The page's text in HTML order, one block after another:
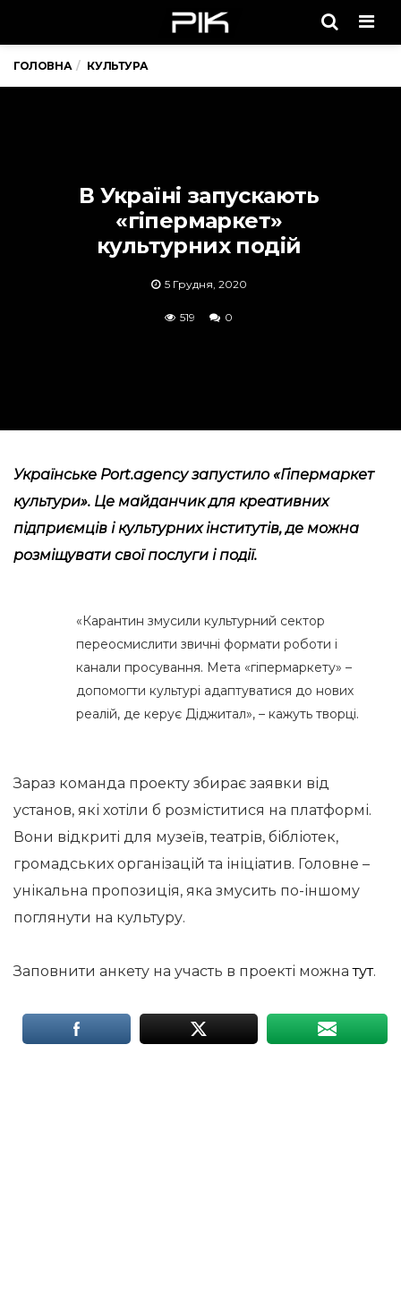
ГОЛОВНА КУЛЬТУРА
В Україні запускають
«гіпермаркет»
культурних подій
5 Грудня, 2020
519 0
Українське Port.agency запустило «Гіпермаркет
культури». Це майданчик для креативних
підприємців і культурних інститутів, де можна
розміщувати свої послуги і події.
«Карантин змусили культурний сектор
переосмислити звичні формати роботи і
канали просування. Мета «гіпермаркету» –
допомогти культурі адаптуватися до нових
реалій, де керує Діджитал», – кажуть творці.
Зараз команда проекту збирає заявки від
установ, які хотіли б розміститися на платформі.
Вони відкриті для музеїв, театрів, бібліотек,
громадських організацій та ініціатив. Головне –
унікальна пропозиція, яка змусить по-іншому
поглянути на культуру.
Заповнити анкету на участь в проекті можнатут.